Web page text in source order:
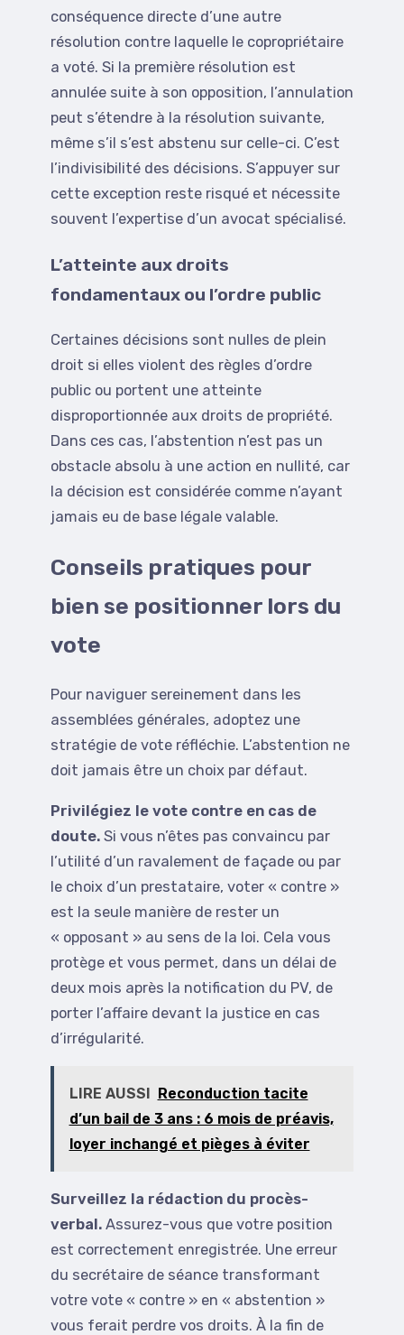
conséquence directe d’une autre
résolution contre laquelle le copropriétaire
a voté. Si la première résolution est
annulée suite à son opposition, l’annulation
peut s’étendre à la résolution suivante,
même s’il s’est abstenu sur celle-ci. C’est
l’indivisibilité des décisions. S’appuyer sur
cette exception reste risqué et nécessite
souvent l’expertise d’un avocat spécialisé.
L’atteinte aux droits
fondamentaux ou l’ordre public
Certaines décisions sont nulles de plein
droit si elles violent des règles d’ordre
public ou portent une atteinte
disproportionnée aux droits de propriété.
Dans ces cas, l’abstention n’est pas un
obstacle absolu à une action en nullité, car
la décision est considérée comme n’ayant
jamais eu de base légale valable.
Conseils pratiques pour
bien se positionner lors du
vote
Pour naviguer sereinement dans les
assemblées générales, adoptez une
stratégie de vote réfléchie. L’abstention ne
doit jamais être un choix par défaut.
Privilégiez le vote contre en cas de
doute. Si vous n’êtes pas convaincu par
l’utilité d’un ravalement de façade ou par
le choix d’un prestataire, voter « contre »
est la seule manière de rester un
« opposant » au sens de la loi. Cela vous
protège et vous permet, dans un délai de
deux mois après la notification du PV, de
porter l’affaire devant la justice en cas
d’irrégularité.
LIRE AUSSI Reconduction tacite
d’un bail de 3 ans : 6 mois de préavis,
loyer inchangé et pièges à éviter
Surveillez la rédaction du procès-
verbal. Assurez-vous que votre position
est correctement enregistrée. Une erreur
du secrétaire de séance transformant
votre vote « contre » en « abstention »
vous ferait perdre vos droits. À la fin de